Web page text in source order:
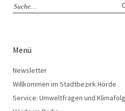
Menü
Newsletter
Willkommen im Stadtbezirk Hörde
Service: Umweltfragen und